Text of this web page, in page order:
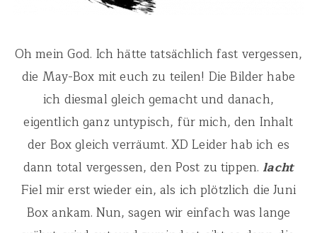
Oh mein God. Ich hätte tatsächlich fast vergessen,
die May-Box mit euch zu teilen! Die Bilder habe
ich diesmal gleich gemacht und danach,
eigentlich ganz untypisch, für mich, den Inhalt
der Box gleich verräumt. XD Leider hab ich es
dann total vergessen, den Post zu tippen. lacht
Fiel mir erst wieder ein, als ich plötzlich die Juni
Box ankam. Nun, sagen wir einfach was lange